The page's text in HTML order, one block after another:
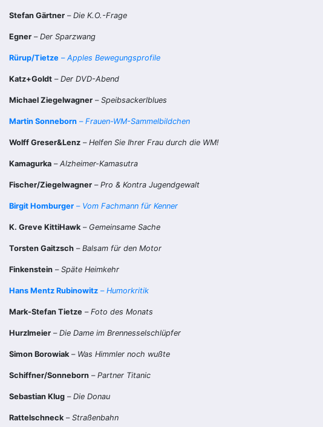
Stefan Gärtner – Die K.O.-Frage
Egner – Der Sparzwang
Rürup/Tietze – Apples Bewegungsprofile
Katz+Goldt – Der DVD-Abend
Michael Ziegelwagner – Speibsackerlblues
Martin Sonneborn – Frauen-WM-Sammelbildchen
Wolff Greser&Lenz – Helfen Sie Ihrer Frau durch die WM!
Kamagurka – Alzheimer-Kamasutra
Fischer/Ziegelwagner – Pro & Kontra Jugendgewalt
Birgit Homburger – Vom Fachmann für Kenner
K. Greve KittiHawk– Gemeinsame Sache
Torsten Gaitzsch – Balsam für den Motor
Finkenstein – Späte Heimkehr
Hans Mentz Rubinowitz – Humorkritik
Mark-Stefan Tietze – Foto des Monats
Hurzlmeier – Die Dame im Brennesselschlüpfer
Simon Borowiak– Was Himmler noch wußte
Schiffner/Sonneborn – Partner Titanic
Sebastian Klug – Die Donau
Rattelschneck– Straßenbahn